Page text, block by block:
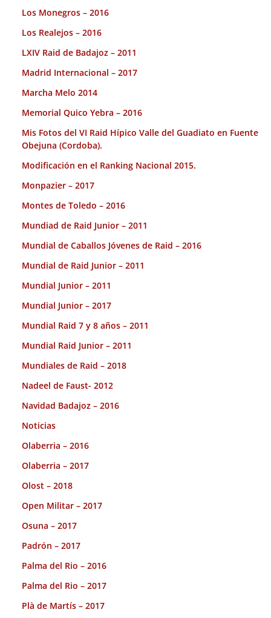
Los Monegros – 2016
Los Realejos – 2016
LXIV Raid de Badajoz – 2011
Madrid Internacional – 2017
Marcha Melo 2014
Memorial Quico Yebra – 2016
Mis Fotos del VI Raid Hípico Valle del Guadiato en Fuente
Obejuna (Cordoba).
Modificación en el Ranking Nacional 2015.
Monpazier – 2017
Montes de Toledo – 2016
Mundiad de Raid Junior – 2011
Mundial de Caballos Jóvenes de Raid – 2016
Mundial de Raid Junior – 2011
Mundial Junior – 2011
Mundial Junior – 2017
Mundial Raid 7 y 8 años – 2011
Mundial Raid Junior – 2011
Mundiales de Raid – 2018
Nadeel de Faust- 2012
Navidad Badajoz – 2016
Noticias
Olaberria – 2016
Olaberria – 2017
Olost – 2018
Open Militar – 2017
Osuna – 2017
Padrón – 2017
Palma del Rio – 2016
Palma del Rio – 2017
Plà de Martís – 2017